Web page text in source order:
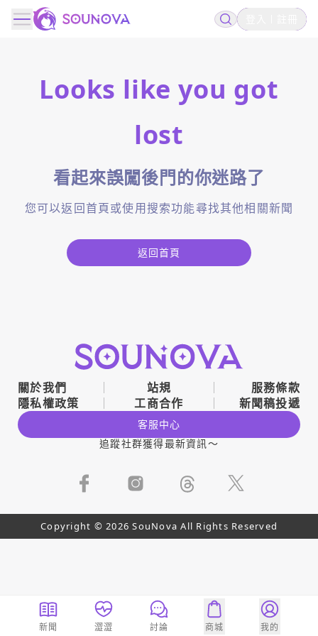
Looks like you got
lost
看起來誤闖後門的你迷路了
您可以返回首頁或使用搜索功能尋找其他相關新聞
返回首頁
關於我們 站規
服務條款
隱私權政策
工商合作 新聞稿投遞
客服中心
追蹤社群獲得最新資訊～
Copyright © 2026 SouNova All Rights Reserved
新聞 澀澀 討論 商城 我的